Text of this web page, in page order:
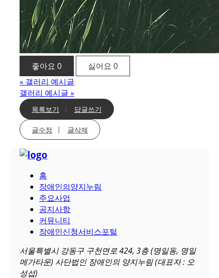
좋아요 0 싫어요 0
« 갤러리 예시글
갤러리 예시글 »
목록보기 답글쓰기
글수정 글삭제
홈
장애인의양지누림
주요사업
공지사항
커뮤니티
장애인신청서비스포털
서울특별시 강동구 구천면로 424, 3층 (명일동, 명일
메가타운) 사단법인 장애인의 양지누림 (대표자 : 오
성섭)